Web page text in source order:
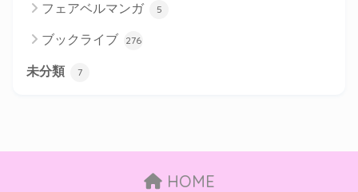
フェアベルマンガ 5
ブックライブ 276
未分類 7
HOME